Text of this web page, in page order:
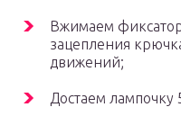
Вжимаем
зацепления
движений;
Достаем лампочку